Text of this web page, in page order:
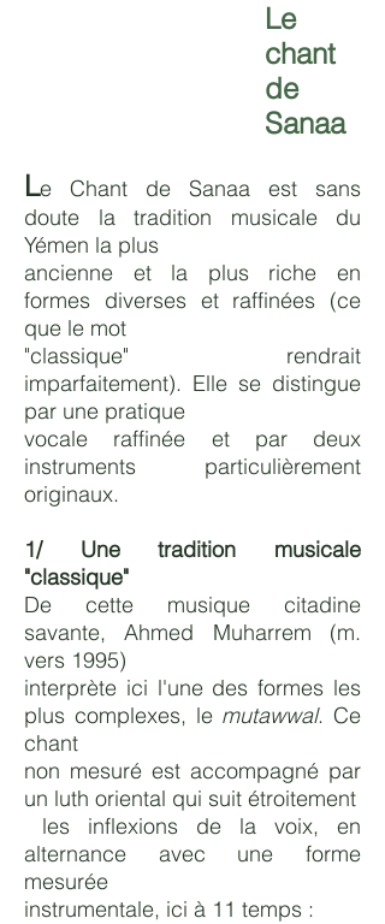
Le
chant
de
Sanaa
Le Chant de Sanaa est sans
doute la tradition musicale du
Yémen la plus
ancienne et la plus riche en
formes diverses et raffinées (ce
que le mot
"classique" rendrait
imparfaitement). Elle se distingue
par une pratique
vocale raffinée et par deux
instruments particulièrement
originaux.
1/ Une tradition musicale
"classique"
De cette musique citadine
savante, Ahmed Muharrem (m.
vers 1995)
interprète ici l'une des formes les
plus complexes, le mutawwal. Ce
chant
non mesuré est accompagné par
un luth oriental qui suit étroitement
les inflexions de la voix, en
alternance avec une forme
mesurée
instrumentale, ici à 11 temps :